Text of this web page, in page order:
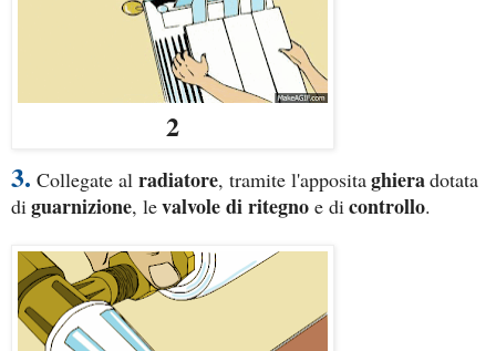
2
3. Collegate al radiatore, tramite l'appositaghieradotata
di guarnizione, levalvole di ritegno e di controllo.